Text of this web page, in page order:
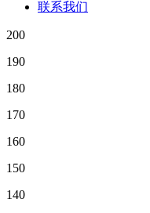
联系我们
200
190
180
170
160
150
140